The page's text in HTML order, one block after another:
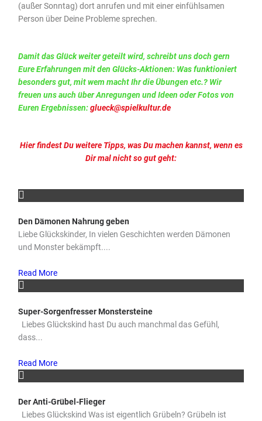
(außer Sonntag) dort anrufen und mit einer einfühlsamen
Person über Deine Probleme sprechen.
Damit das Glück weiter geteilt wird, schreibt uns doch gern
Eure Erfahrungen mit den Glücks-Aktionen: Was funktioniert
besonders gut, mit wem macht Ihr die Übungen etc.? Wir
freuen uns auch über Anregungen und Ideen oder Fotos von
Euren Ergebnissen:glueck@spielkultur.de
Hier findest Du weitere Tipps, was Du machen kannst, wenn es
Dir mal nicht so gut geht:
Den Dämonen Nahrung geben
Liebe Glückskinder, In vielen Geschichten werden Dämonen
und Monster bekämpft....
Read More
Super-Sorgenfresser Monstersteine
Liebes Glückskind hast Du auch manchmal das Gefühl,
dass...
Read More
Der Anti-Grübel-Flieger
Liebes Glückskind Was ist eigentlich Grübeln? Grübeln ist